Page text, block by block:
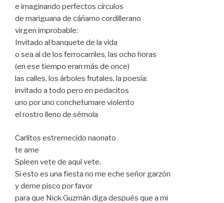
e imaginando perfectos círculos
de mariguana de cáñamo cordillerano
virgen improbable:
Invitado al banquete de la vida
o sea al de los ferrocarriles, las ocho horas
(en ese tiempo eran más de once)
las calles, los árboles frutales, la poesía:
invitado a todo pero en pedacitos
uno por uno conchetumare violento
el rostro lleno de sémola
Carlitos estremecido naonato
te ame
Spleen vete de aquí vete.
Si esto es una fiesta no me eche señor garzón
y deme pisco por favor
para que Nick Guzmán diga después que a mi